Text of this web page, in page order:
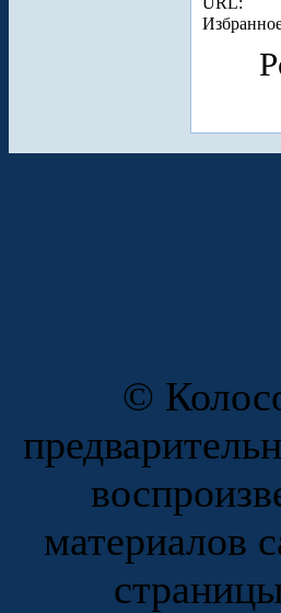
©
материалов